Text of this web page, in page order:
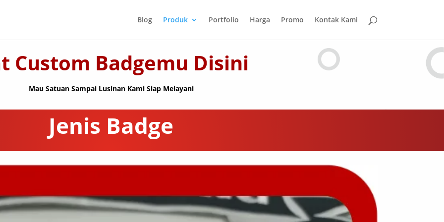
Blog Produk Portfolio Harga Promo Kontak Kami
Custom Badgemu Disini
Mau Satuan Sampai Lusinan Kami Siap Melayani
Jenis Badge